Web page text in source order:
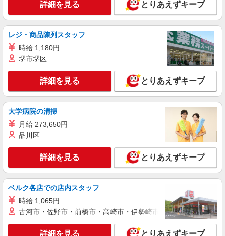
キープ 詳細を見る
派遣社員
株式会社kotrio /●SW-H2-1816834
≪京急川崎駅≫16時帰宅もOK♪病院で補助だ
けのまったり作業
時給1650円〜2312円 ＜日払い有/週払い有/交
通費全支給(ガソリン代含む)＞
キープ 詳細を見る
株式会社kotrio /●SW-H2-1983931
京急川崎駅＊日勤のみ/残業なし！健康管理メ
時給2400円〜3000円＜交通費全額支給(ガソリ
川崎市川崎区 最寄り駅：京急川崎
詳細を見る とりあえずキープ
レジ・商品陳列スタッフ
時給 1,180円
堺市堺区
詳細を見る とりあえずキープ
大学病院の清掃
月給 273,650円
品川区
詳細を見る とりあえずキープ
ベルク各店での店内スタッフ
時給 1,065円
古河市・佐野市・前橋市・高崎市・伊勢崎市・太田市・館林市
詳細を見る とりあえずキープ